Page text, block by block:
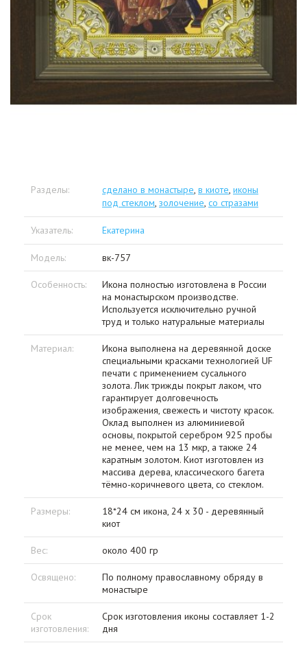
Разделы: сделано в монастыре, в киоте, иконы
под стеклом, золочение, со стразами
Указатель: Екатерина
Модель: вк-757
Особенность:
Икона полностью изготовлена в России
на монастырском производстве.
Используется исключительно ручной
труд и только натуральные материалы
Материал:
Икона выполнена на деревянной доске
специальными красками технологией UF
печати с применением сусального
золота. Лик трижды покрыт лаком, что
гарантирует долговечность
изображения, свежесть и чистоту красок.
Оклад выполнен из алюминиевой
основы, покрытой серебром 925 пробы
не менее, чем на 13 мкр, а также 24
каратным золотом. Киот изготовлен из
массива дерева, классического багета
тёмно-коричневого цвета, со стеклом.
Размеры:
18*24 см икона, 24 х 30 - деревянный
киот
Вес: около 400 гр
Освящено:
По полному православному обряду в
монастыре
Срок
изготовления:
Срок изготовления иконы составляет 1-2
дня